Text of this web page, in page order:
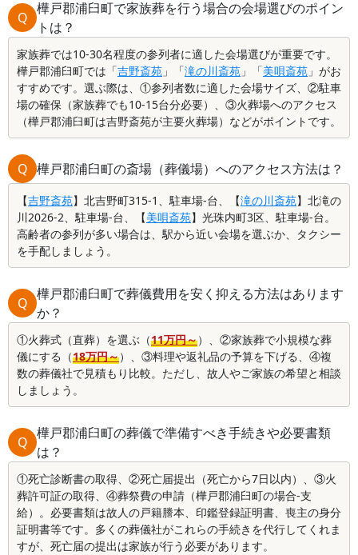
Q
樺戸郡浦臼町で家族葬を行う場合の会場選びのポイン
トは？
家族葬では10-30名程度の参列者に適した会場選びが重要です。
樺戸郡浦臼町では「吉野斎苑 」「滝の川斎苑 」「美唄斎苑 」がお
すすめです。選ぶ際は、①参列者数に適した会場サイズ、②駐車
場の確保（家族葬でも10-15台分必要）、③火葬場へのアクセス
（樺戸郡浦臼町は吉野斎苑が主要火葬場）などがポイントです。
Q 樺戸郡浦臼町の斎場（葬儀場）へのアクセス方法は？
【吉野斎苑】北吉野町315-1、駐車場-台、【滝の川斎苑】北滝の
川2026-2、駐車場-台、【美唄斎苑】光珠内町3区、駐車場-台。
高齢者の参列が多い場合は、駅から近い会場を選ぶか、タクシー
を手配しましょう。
Q
樺戸郡浦臼町で葬儀費用を安く抑える方法はあります
か？
①火葬式（直葬）を選ぶ（11万円～）、②家族葬で小規模な葬
儀にする（18万円～）、③料理や返礼品の予算を下げる、④複
数の葬儀社で見積もり比較。ただし、故人やご家族の希望と相談
しましょう。
Q
樺戸郡浦臼町の葬儀で準備すべき手続きや必要書類
は？
①死亡診断書の取得、②死亡届提出（死亡から7日以内）、③火
葬許可証の取得、④葬祭費の申請（樺戸郡浦臼町の場合-支
給）。必要書類は故人の戸籍謄本、印鑑登録証明書、喪主の身分
証明書等です。多くの葬儀社がこれらの手続きを代行してくれま
すが、死亡届の提出は家族が行う必要があります。